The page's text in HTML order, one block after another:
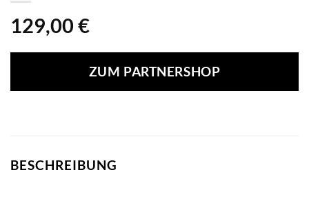
129,00 €
ZUM PARTNERSHOP
BESCHREIBUNG